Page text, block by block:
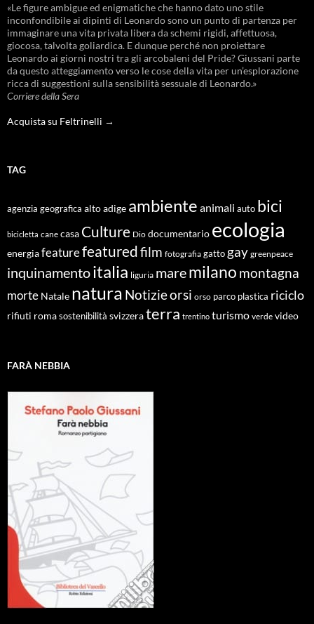
«Le figure ambigue ed enigmatiche che hanno dato uno stile
inconfondibile ai dipinti di Leonardo sono un punto di partenza per
immaginare una vita privata libera da schemi rigidi, affettuosa,
giocosa, talvolta goliardica. E dunque perché non proiettare
Leonardo ai giorni nostri tra gli arcobaleni del Pride? Giussani parte
da questo atteggiamento verso le cose della vita per un’esplorazione
ricca di suggestioni sulla sensibilità sessuale di Leonardo.»
Corriere della Sera
Acquista su Feltrinelli →
TAG
agenzia geografica alto adige ambiente animali auto bici
bicicletta cane casa Culture Dio documentario ecologia
energiafeaturefeaturedfilm fotografia gatto gay greenpeace
inquinamentoitalia liguria maremilano montagna
morte Natale natura Notizieorsi orso parco plastica riciclo
rifiuti roma sostenibilità svizzeraterra trentino turismo verde video
FARÀ NEBBIA